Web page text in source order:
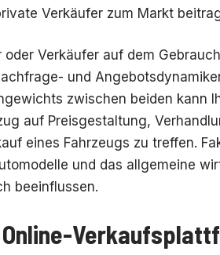
Verkäufer zum Markt
oder Verkäufer auf dem
und
zwischen beiden kann
auf Preisgestaltung,
eines Fahrzeugs zu treffen.
und das allgemeine
beeinflussen.